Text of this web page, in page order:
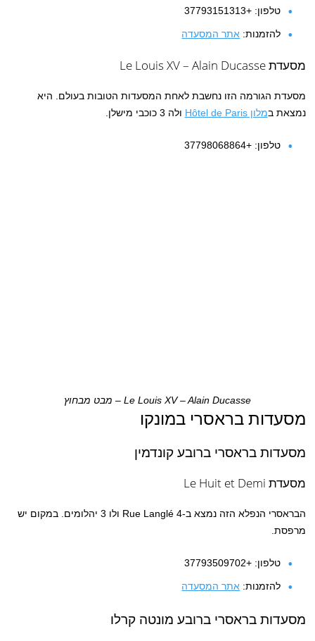
טלפון: +37793151313
להזמנות: אתר המסעדה
מסעדת Le Louis XV – Alain Ducasse
מסעדת הגורמה הזו נחשבת לאחת המסעדות הטובות בעולם. היא
נמצאת במלון Hôtel de Paris ולה 3 כוכבי מישלן.
טלפון: +37798068864
Le Louis XV – Alain Ducasse – מבט מבחוץ
מסעדות בראסרי במונקו
מסעדות בראסרי ברובע קונדמין
מסעדת Le Huit et Demi
הבראסרי הנפלא הזה נמצא ב-4 Rue Langlé ולו 3 יהלומים. במקום יש
מרפסת.
טלפון: +37793509702
להזמנות: אתר המסעדה
מסעדות בראסרי ברובע מונטה קרלו